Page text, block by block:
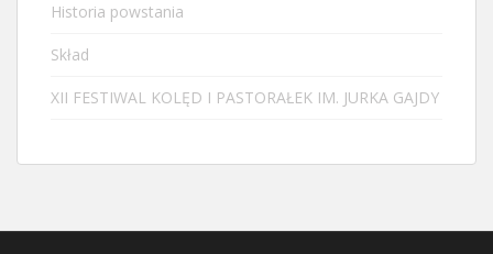
Historia powstania
Skład
XII FESTIWAL KOLĘD I PASTORAŁEK IM. JURKA GAJDY